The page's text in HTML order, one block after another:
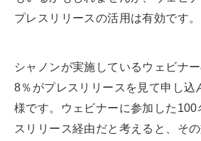
プレスリリースの活用は有効です。
シャノンが実施しているウェビナー
8％がプレスリリースを見て申し込
様です。ウェビナーに参加した100
スリリース経由だと考えると、そ